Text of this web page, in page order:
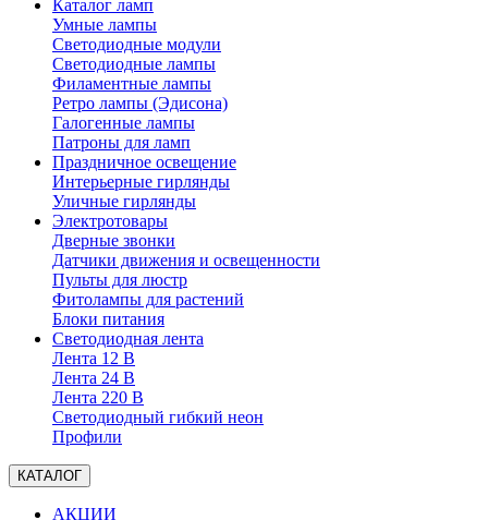
Каталог ламп
Умные лампы
Светодиодные модули
Светодиодные лампы
Филаментные лампы
Ретро лампы (Эдисона)
Галогенные лампы
Патроны для ламп
Праздничное освещение
Интерьерные гирлянды
Уличные гирлянды
Электротовары
Дверные звонки
Датчики движения и освещенности
Пульты для люстр
Фитолампы для растений
Блоки питания
Светодиодная лента
Лента 12 В
Лента 24 В
Лента 220 В
Светодиодный гибкий неон
Профили
КАТАЛОГ
АКЦИИ